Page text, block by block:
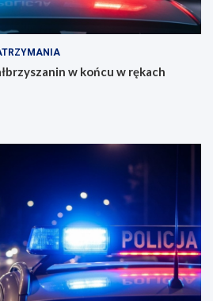
w końcu w rękach